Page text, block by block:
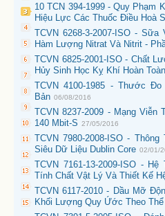
10 TCN 394-1999 - Quy Phạm
Hiệu Lực Các Thuốc Điều Hoà
TCVN 6268-3-2007-ISO -
Hàm Lượng Nitrat Và Nitrit -
TCVN 6825-2001-ISO - Chất
Hủy Sinh Học Kỵ Khí Hoàn
TCVN 4100-1985 - Thước
Bản 06/08/2016
TCVN 8237-2009 - Mạng Viễn
140 Mbit-S 27/05/2016
TCVN 7980-2008-ISO -
Siêu Dữ Liệu Dublin Core 02/01/
TCVN 7161-13-2009-ISO -
Tính Chất Vật Lý Và Thiết Kế
TCVN 6117-2010 - Dầu Mỡ
Khối Lượng Quy Ứớc Theo